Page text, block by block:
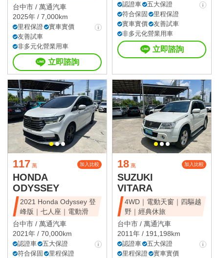
台中市 / 萬通汽車
2025年 / 7,000km
里程保證
實車實價
友善試車
非多元化營業用車
立即諮詢
認證車
五大保證
符合保固
里程保證
實車實價
友善試車
非多元化營業用車
立即諮詢
117 萬 加入比較
HONDA
ODYSSEY
2021 Honda Odyssey 登
峰版｜七人座｜電動滑
台中市 / 萬通汽車
2021年 / 70,000km
認證車
五大保證
符合保固
里程保證
18 萬 加入比較
SUZUKI
VITARA
4WD｜電動天窗｜四驅越
野｜經典休旅
台中市 / 萬通汽車
2011年 / 191,198km
認證車
五大保證
里程保證
實車實價